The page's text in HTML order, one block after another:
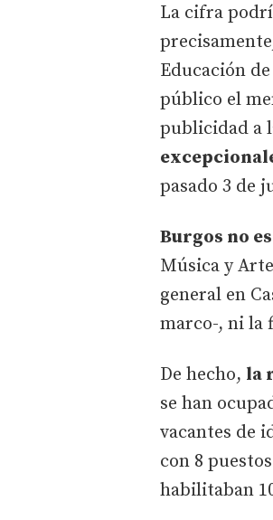
La cifra
Educación
público el
publicidad a
pasado 3 de
Burgos no
Música y
general en
marco-, ni la
De hecho, la
se han
vacantes de
con 8
habilitaban